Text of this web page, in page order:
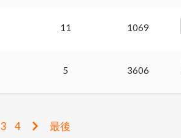
11 1069
5 3606
3 4 最後